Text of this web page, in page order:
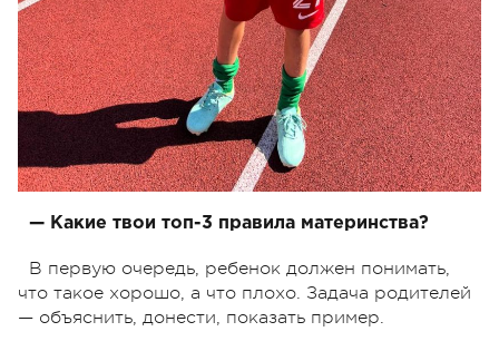
— Какие твои топ-3 правила материнства?
В первую очередь, ребенок должен понимать,
что такое хорошо, а что плохо. Задача родителей
— объяснить, донести, показать пример.